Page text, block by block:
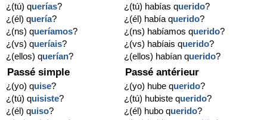
¿(tú) querías?
¿(él) quería?
¿(ns) queríamos?
¿(vs) queríais?
¿(ellos) querían?
¿(tú) habías querido?
¿(él) había querido?
¿(ns) habíamos querido?
¿(vs) habíais querido?
¿(ellos) habían querido?
Passé simple
¿(yo) quise?
¿(tú) quisiste?
¿(él) quiso?
Passé antérieur
¿(yo) hube querido?
¿(tú) hubiste querido?
¿(él) hubo querido?